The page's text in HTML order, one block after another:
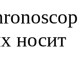
носит